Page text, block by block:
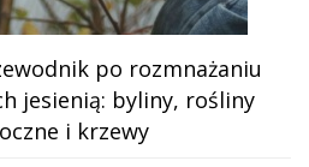
po rozmnażaniu
jesienią: byliny, rośliny
i krzewy